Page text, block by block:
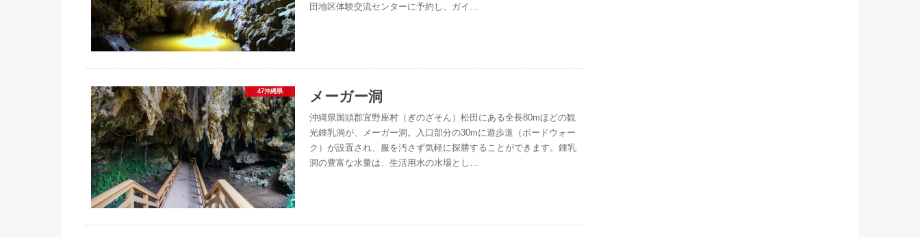
田地区体験交流センターに予約し、ガイ…
47沖縄県 メーガー洞
沖縄県国頭郡宜野座村（ぎのざそん）松田にある全長80mほどの観
光鍾乳洞が、メーガー洞。入口部分の30mに遊歩道（ボードウォー
ク）が設置され、服を汚さず気軽に探勝することができます。鍾乳
洞の豊富な水量は、生活用水の水場とし…